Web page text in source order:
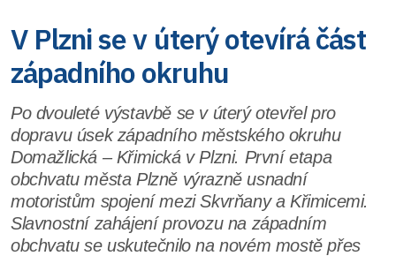
V Plzni se v úterý otevírá část
západního okruhu
Po dvouleté výstavbě se v úterý otevřel pro
dopravu úsek západního městského okruhu
Domažlická – Křimická v Plzni. První etapa
obchvatu města Plzně výrazně usnadní
motoristům spojení mezi Skvrňany a Křimicemi.
Slavnostní zahájení provozu na západním
obchvatu se uskutečnilo na novém mostě přes